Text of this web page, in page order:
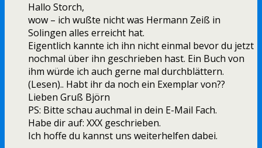
Hallo Storch,
wow – ich wußte nicht was Hermann Zeiß in
Solingen alles erreicht hat.
Eigentlich kannte ich ihn nicht einmal bevor du jetzt
nochmal über ihn geschrieben hast. Ein Buch von
ihm würde ich auch gerne mal durchblättern.
(Lesen).. Habt ihr da noch ein Exemplar von??
Lieben Gruß Björn
PS: Bitte schau auchmal in dein E-Mail Fach.
Habe dir auf: XXX geschrieben.
Ich hoffe du kannst uns weiterhelfen dabei.